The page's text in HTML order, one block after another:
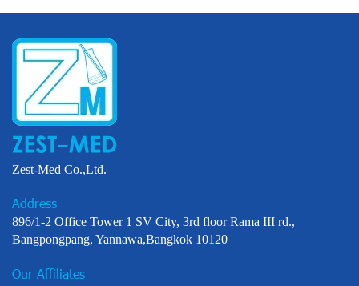
Zest-Med Co.,Ltd.
Address
896/1-2 Office Tower 1 SV City, 3rd floor Rama III rd.,
Bangpongpang, Yannawa,Bangkok 10120
Our Affiliates